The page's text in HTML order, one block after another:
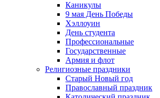
Каникулы
9 мая День Победы
Хэллоуин
День студента
Профессиональные
Государственные
Армия и флот
Религиозные праздники
Старый Новый год
Православный праздник